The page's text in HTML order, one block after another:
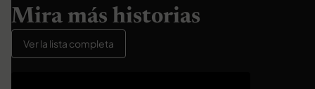
Mira más historias
Ver la lista completa